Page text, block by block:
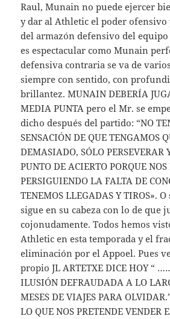
Raul, Munain no puede ejercer
y dar al Athletic el poder
del armazón defensivo del
es espectacular como Munain
defensiva contraria se va de
siempre con sentido, con
brillantez. MUNAIN DEBERÍA
MEDIA PUNTA pero el Mr. se
dicho después del partido: “NO
SENSACIÓN DE QUE TENGAMOS
DEMASIADO, SÓLO PERSEVERAR
PUNTO DE ACIERTO PORQUE NOS
PERSIGUIENDO LA FALTA DE
TENEMOS LLEGADAS Y TIROS».
sigue en su cabeza con lo de que
cojonudamente. Todos hemos
Athletic en esta temporada y el
eliminación por el Appoel. Pues
propio JL ARTETXE DICE HOY “
ILUSIÓN DEFRAUDADA A LO
MESES DE VIAJES PARA
LO QUE NOS PRETENDE VENDER